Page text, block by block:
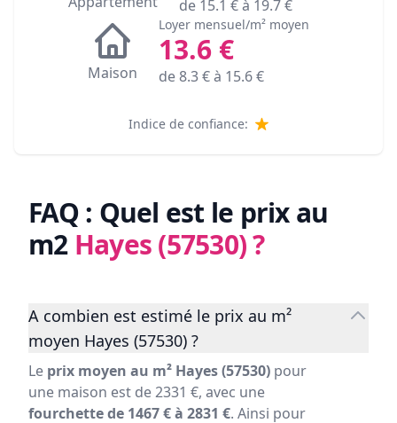
de 15.1 € à 19.7€
Maison
Loyer mensuel/m² moyen
13.6 €
de8.3€ à 15.6€
Indice de confiance:
FAQ : Quel est le prix au
m2 Hayes (57530)?
A combien est estimé le prix au m²
moyen Hayes (57530) ?
Le prix moyen au m² Hayes (57530) pour
une maison est de 2331 €, avec une
fourchette de 1467 € à 2831 €. Ainsi pour